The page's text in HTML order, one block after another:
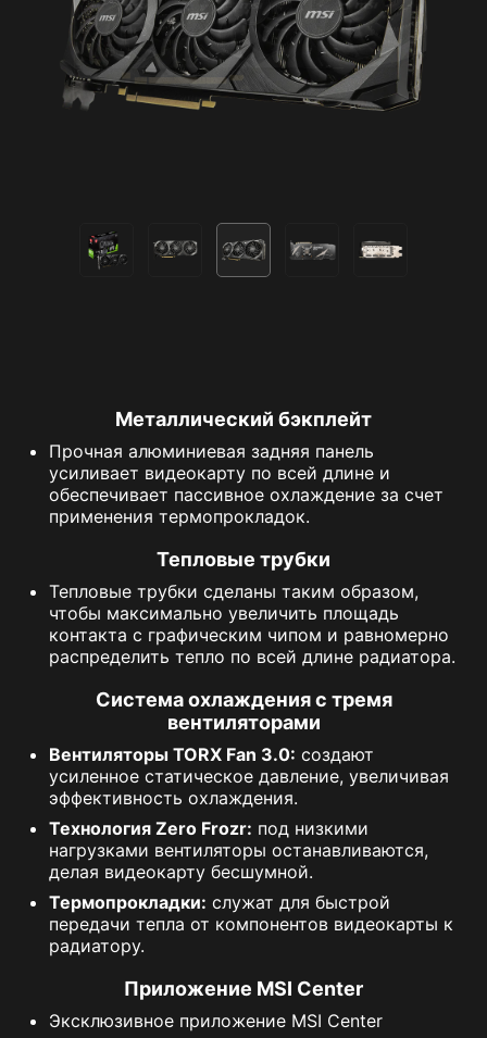
Металлический бэкплейт
Прочная алюминиевая задняя панель
усиливает видеокарту по всей длине и
обеспечивает пассивное охлаждение за счет
применения термопрокладок.
Тепловые трубки
Тепловые трубки сделаны таким образом,
чтобы максимально увеличить площадь
контакта с графическим чипом и равномерно
распределить тепло по всей длине радиатора.
Система охлаждения с тремя
вентиляторами
Вентиляторы TORX Fan 3.0: создают
усиленное статическое давление, увеличивая
эффективность охлаждения.
Технология Zero Frozr: под низкими
нагрузками вентиляторы останавливаются,
делая видеокарту бесшумной.
Термопрокладки: служат для быстрой
передачи тепла от компонентов видеокарты к
радиатору.
Приложение MSI Center
Эксклюзивное приложение MSI Center